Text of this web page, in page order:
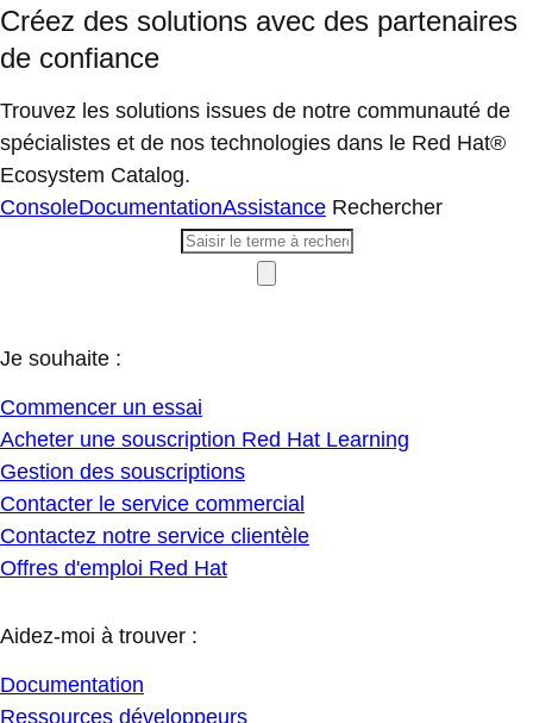
Créez des solutions avec des partenaires
de confiance
Trouvez les solutions issues de notre communauté de
spécialistes et de nos technologies dans le Red Hat®
Ecosystem Catalog.
ConsoleDocumentationAssistance Rechercher
Je souhaite :
Commencer un essai
Acheter une souscription Red Hat Learning
Gestion des souscriptions
Contacter le service commercial
Contactez notre service clientèle
Offres d'emploi Red Hat
Aidez-moi à trouver :
Documentation
Ressources développeurs